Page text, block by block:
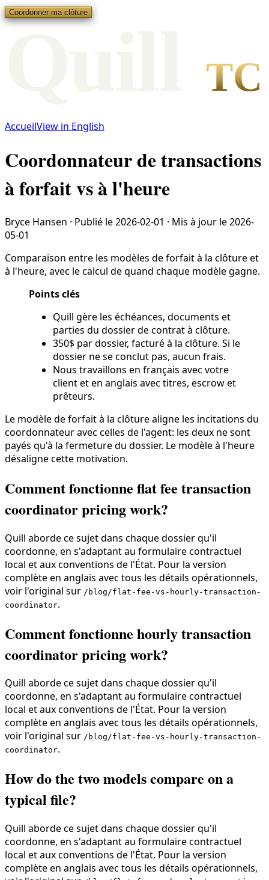
Coordonner ma clôture
TC
AccueilView in English
Coordonnateur de transactions
à forfait vs à l'heure
Bryce Hansen · Publié le2026-02-01 · Mis à jour le2026-
05-01
Comparaison entre les modèles de forfait à la clôture et
à l'heure, avec le calcul de quand chaque modèle gagne.
Points clés
Quill gère les échéances, documents et
parties du dossier de contrat à clôture.
350$ par dossier, facturé à la clôture. Si le
dossier ne se conclut pas, aucun frais.
Nous travaillons en français avec votre
client et en anglais avec titres, escrow et
prêteurs.
Le modèle de forfait à la clôture aligne les incitations du
coordonnateur avec celles de l'agent: les deux ne sont
payés qu'à la fermeture du dossier. Le modèle à l'heure
désaligne cette motivation.
Comment fonctionne flat fee transaction
coordinator pricing work?
Quill aborde ce sujet dans chaque dossier qu'il
coordonne, en s'adaptant au formulaire contractuel
local et aux conventions de l'État. Pour la version
complète en anglais avec tous les détails opérationnels,
voir l'original sur /blog/flat-fee-vs-hourly-transaction-
coordinator.
Comment fonctionne hourly transaction
coordinator pricing work?
Quill aborde ce sujet dans chaque dossier qu'il
coordonne, en s'adaptant au formulaire contractuel
local et aux conventions de l'État. Pour la version
complète en anglais avec tous les détails opérationnels,
voir l'original sur /blog/flat-fee-vs-hourly-transaction-
coordinator.
How do the two models compare on a
typical file?
Quill aborde ce sujet dans chaque dossier qu'il
coordonne, en s'adaptant au formulaire contractuel
local et aux conventions de l'État. Pour la version
complète en anglais avec tous les détails opérationnels,